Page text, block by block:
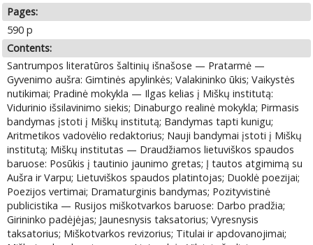
Pages:
590 p
Contents:
Santrumpos literatūros šaltinių išnašose — Pratarmė —
Gyvenimo aušra: Gimtinės apylinkės; Valakininko ūkis; Vaikystės
nutikimai; Pradinė mokykla — Ilgas kelias į Miškų institutą:
Vidurinio išsilavinimo siekis; Dinaburgo realinė mokykla; Pirmasis
bandymas įstoti į Miškų institutą; Bandymas tapti kunigu;
Aritmetikos vadovėlio redaktorius; Nauji bandymai įstoti į Miškų
institutą; Miškų institutas — Draudžiamos lietuviškos spaudos
baruose: Posūkis į tautinio jaunimo gretas; Į tautos atgimimą su
Aušra ir Varpu; Lietuviškos spaudos platintojas; Duoklė poezijai;
Poezijos vertimai; Dramaturginis bandymas; Pozityvistinė
publicistika — Rusijos miškotvarkos baruose: Darbo pradžia;
Girininko padėjėjas; Jaunesnysis taksatorius; Vyresnysis
taksatorius; Miškotvarkos revizorius; Titulai ir apdovanojimai;